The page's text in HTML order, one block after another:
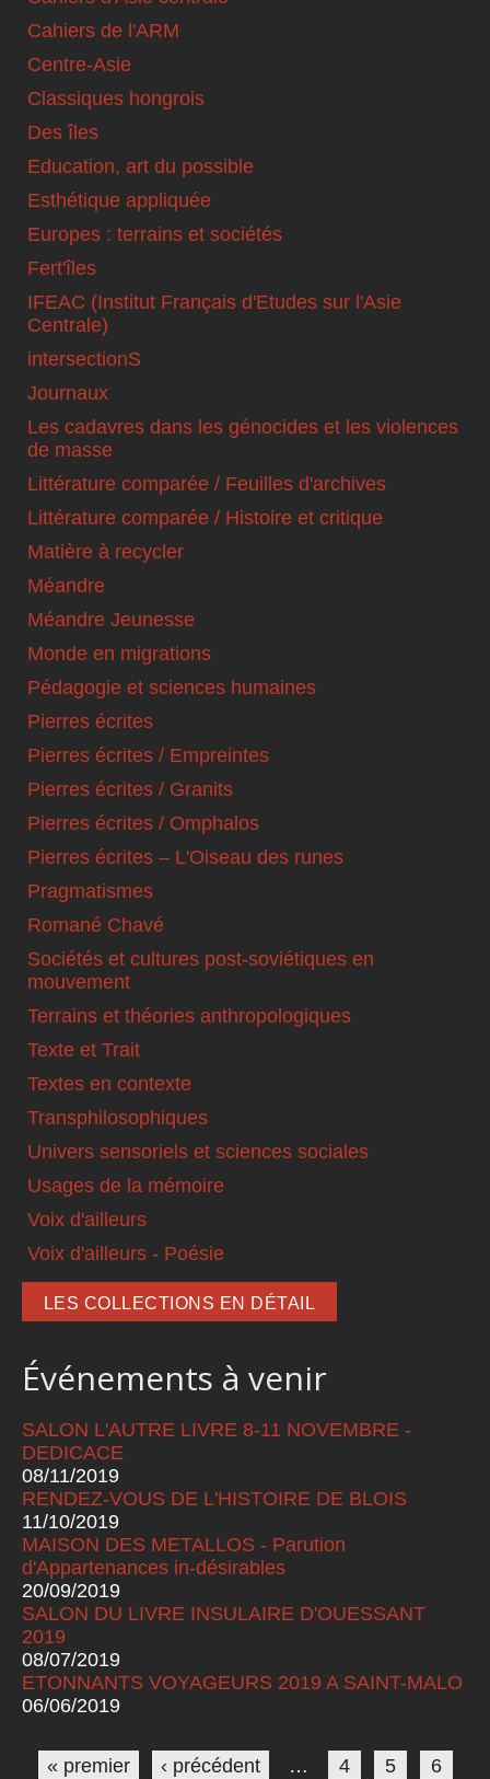
Cahiers de l'ARM
Centre-Asie
Classiques hongrois
Des îles
Education, art du possible
Esthétique appliquée
Europes : terrains et sociétés
Fert'îles
IFEAC (Institut Français d'Etudes sur l'Asie
Centrale)
intersectionS
Journaux
Les cadavres dans les génocides et les violences
de masse
Littérature comparée / Feuilles d'archives
Littérature comparée / Histoire et critique
Matière à recycler
Méandre
Méandre Jeunesse
Monde en migrations
Pédagogie et sciences humaines
Pierres écrites
Pierres écrites / Empreintes
Pierres écrites / Granits
Pierres écrites / Omphalos
Pierres écrites – L'Oiseau des runes
Pragmatismes
Romané Chavé
Sociétés et cultures post-soviétiques en
mouvement
Terrains et théories anthropologiques
Texte et Trait
Textes en contexte
Transphilosophiques
Univers sensoriels et sciences sociales
Usages de la mémoire
Voix d'ailleurs
Voix d'ailleurs - Poésie
LES COLLECTIONS EN DÉTAIL
Événements à venir
SALON L'AUTRE LIVRE 8-11 NOVEMBRE -
DEDICACE
08/11/2019
RENDEZ-VOUS DE L'HISTOIRE DE BLOIS
11/10/2019
MAISON DES METALLOS - Parution
d'Appartenances in-désirables
20/09/2019
SALON DU LIVRE INSULAIRE D'OUESSANT
2019
08/07/2019
ETONNANTS VOYAGEURS 2019 A SAINT-MALO
06/06/2019
Pages
« premier ‹ précédent … 4 5 6